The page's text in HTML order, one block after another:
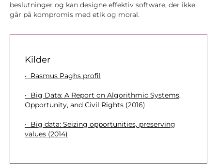
beslutninger og kan designe effektiv software, der ikke
går på kompromis med etik og moral.
Kilder
• Rasmus Paghs profil
• Big Data: A Report on Algorithmic Systems,
Opportunity, and Civil Rights (2016)
• Big data: Seizing opportunities, preserving
values (2014)